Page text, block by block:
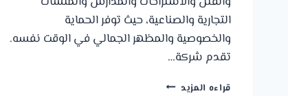
التجارية والصناعية، حيث توفر الحماية
والخصوصية والمظهر الجمالي في الوقت نفسه.
تقدم شركة…
قراءه المزيد مظلات